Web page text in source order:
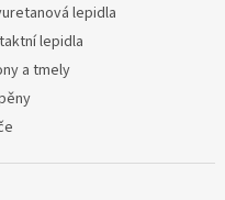
lepidla
lepidla
a tmely